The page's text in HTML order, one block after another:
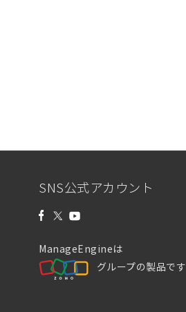
SNS公式アカウント
ManageEngineは
グループの製品です